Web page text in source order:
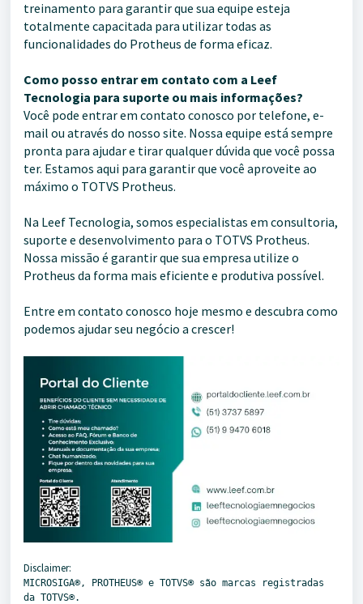
treinamento para garantir que sua equipe esteja
totalmente capacitada para utilizar todas as
funcionalidades do Protheus de forma eficaz.
Como posso entrar em contato com a Leef
Tecnologia para suporte ou mais informações?
Você pode entrar em contato conosco por telefone, e-
mail ou através do nosso site. Nossa equipe está sempre
pronta para ajudar e tirar qualquer dúvida que você possa
ter. Estamos aqui para garantir que você aproveite ao
máximo o TOTVS Protheus.
Na Leef Tecnologia, somos especialistas em consultoria,
suporte e desenvolvimento para o TOTVS Protheus.
Nossa missão é garantir que sua empresa utilize o
Protheus da forma mais eficiente e produtiva possível.
Entre em contato conosco hoje mesmo e descubra como
podemos ajudar seu negócio a crescer!
Disclaimer:
MICROSIGA®️, PROTHEUS®️ e TOTVS®️ são marcas registradas
da TOTVS®️.